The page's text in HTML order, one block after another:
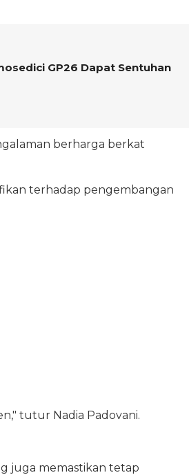
GP26 Dapat Sentuhan
berharga berkat
terhadap pengembangan
tutur Nadia Padovani.
juga memastikan tetap